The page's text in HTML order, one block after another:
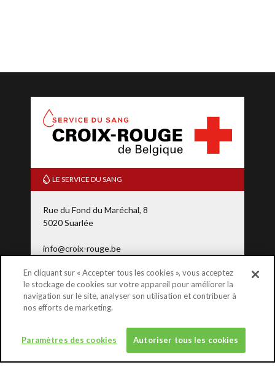
LE SERVICE DU SANG
Rue du Fond du Maréchal, 8
5020 Suarlée
info@croix-rouge.be
0800 92 245(N° gratuit)
DONNER
QUI PEUT DONNER
En cliquant sur « Accepter tous les cookies », vous acceptez
le stockage de cookies sur votre appareil pour améliorer la
navigation sur le site, analyser son utilisation et contribuer à
nos efforts de marketing.
Paramètres des cookies Autoriser tous les cookies